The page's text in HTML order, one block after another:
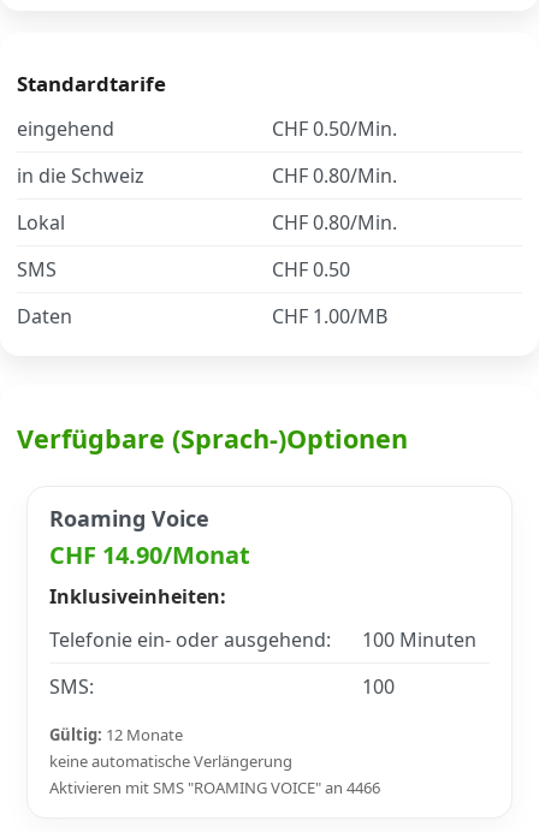
Über uns
Datenschutz
Standardtarife
eingehend
CHF 0.50/Min.
in die Schweiz
CHF 0.80/Min.
Lokal
CHF 0.80/Min.
SMS
CHF 0.50
Daten
CHF 1.00/MB
Verfügbare (Sprach-)Optionen
Roaming Voice
CHF 14.90/Monat
Inklusiveinheiten:
Telefonie ein- oder ausgehend:
100 Minuten
SMS:
100
Gültig: 12 Monate
keine automatische Verlängerung
Aktivieren mit SMS "ROAMING VOICE" an 4466